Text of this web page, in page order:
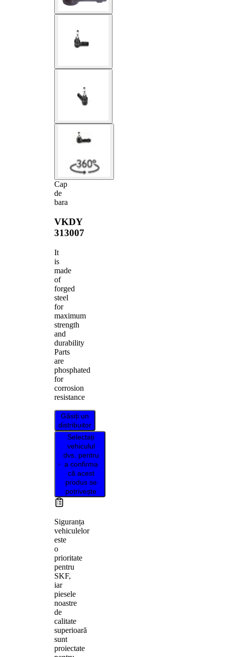
Cap
de
bara
VKDY
313007
It
is
made
of
forged
steel
for
maximum
strength
and
durability
Parts
are
phosphated
for
corrosion
resistance
Găsiți un
distribuitor
Selectați
vehiculul
dvs. pentru
a confirma
că acest
produs se
potrivește
Siguranța
vehiculelor
este
o
prioritate
pentru
SKF,
iar
piesele
noastre
de
calitate
superioară
sunt
proiectate